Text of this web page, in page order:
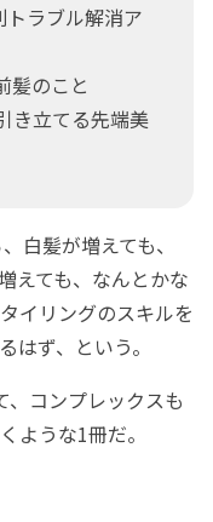
ラブル解消ア
のこと
立てる先端美
白髪が増えても、
えても、なんとかな
イリングのスキルを
はず、という。
コンプレックスも
ような1冊だ。